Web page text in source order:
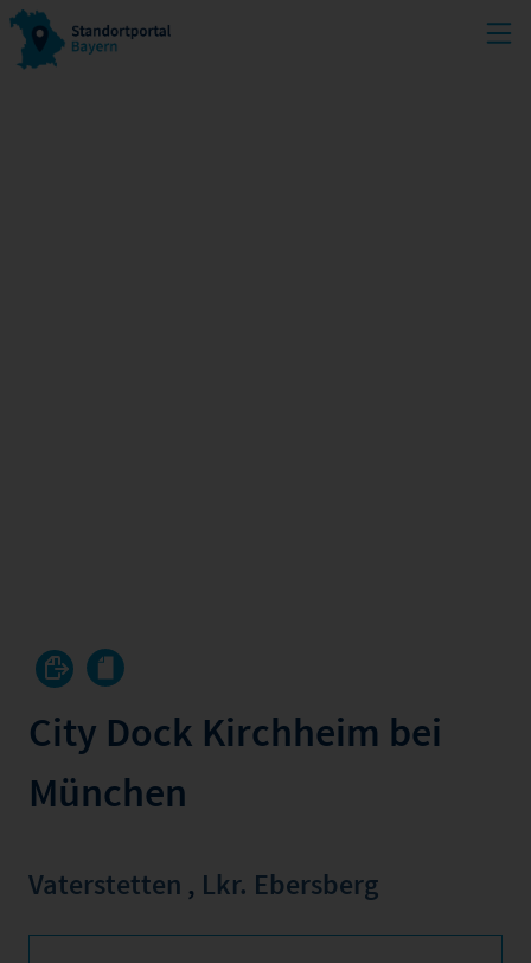
City Dock Kirchheim bei
München
Vaterstetten , Lkr. Ebersberg